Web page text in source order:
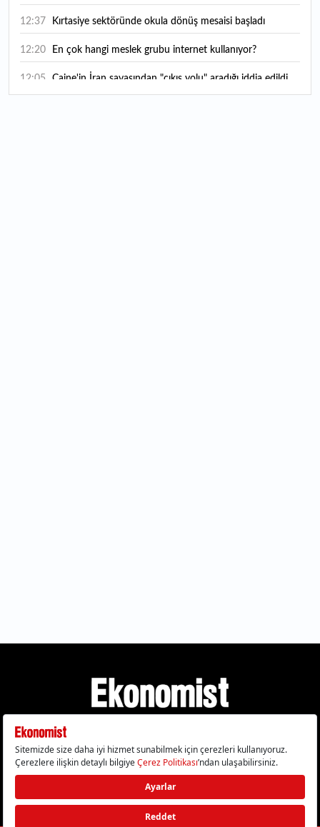
12:37 Kırtasiye sektöründe okula dönüş mesaisi başladı
12:20 En çok hangi meslek grubu internet kullanıyor?
12:05 Caine'in İran savaşından "çıkış yolu" aradığı iddia edildi
Gizlilik Politikası Çerez Politikası Çerezleri Sıfırla
KVKK Metni Künye İletişim